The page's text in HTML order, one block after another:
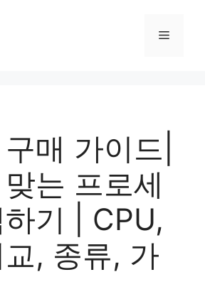
메
매 가이드|
는 프로세
기 | CPU,
, 종류, 가